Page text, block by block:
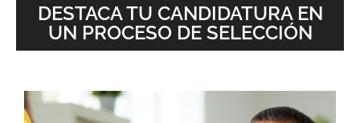
DESTACA TU CANDIDATURA EN
UN PROCESO DE SELECCIÓN